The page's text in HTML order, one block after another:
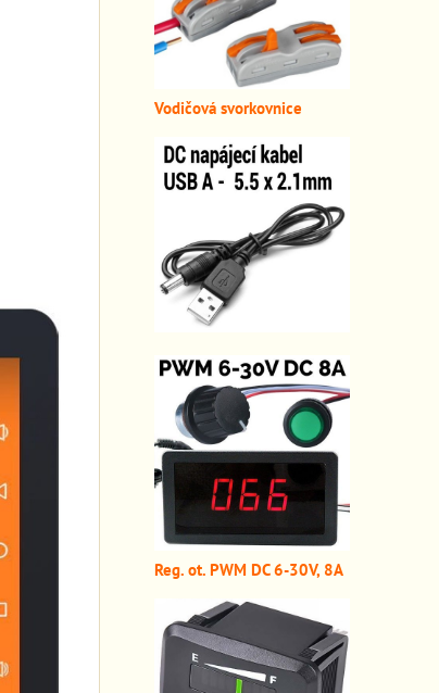
Vodičová svorkovnice
Reg. ot. PWM DC 6-30V, 8A